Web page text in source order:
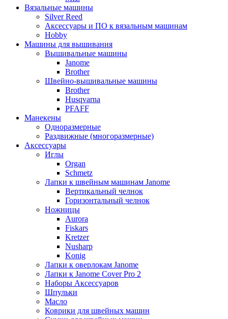
Вязальные машины
Silver Reed
Аксессуары и ПО к вязальным машинам
Hobby
Машины для вышивания
Вышивальные машины
Janome
Brother
Швейно-вышивальные машины
Brother
Husqvarna
PFAFF
Манекены
Одноразмерные
Раздвижные (многоразмерные)
Аксессуары
Иглы
Organ
Schmetz
Лапки к швейным машинам Janome
Вертикальный челнок
Горизонтальный челнок
Ножницы
Aurora
Fiskars
Kretzer
Nusharp
Konig
Лапки к оверлокам Janome
Лапки к Janome Cover Pro 2
Наборы Аксессуаров
Шпульки
Масло
Коврики для швейных машин